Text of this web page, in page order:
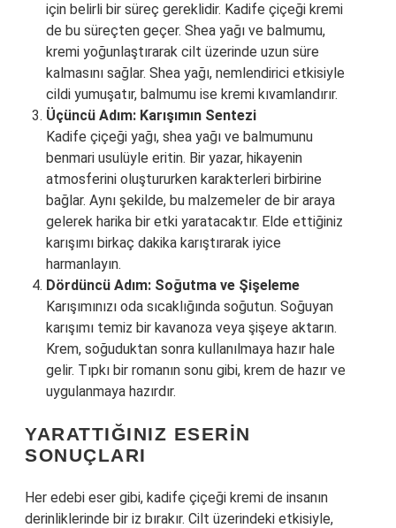
için belirli bir süreç gereklidir. Kadife çiçeği kremi
de bu süreçten geçer. Shea yağı ve balmumu,
kremi yoğunlaştırarak cilt üzerinde uzun süre
kalmasını sağlar. Shea yağı, nemlendirici etkisiyle
cildi yumuşatır, balmumu ise kremi kıvamlandırır.
Üçüncü Adım: Karışımın Sentezi
Kadife çiçeği yağı, shea yağı ve balmumunu
benmari usulüyle eritin. Bir yazar, hikayenin
atmosferini oluştururken karakterleri birbirine
bağlar. Aynı şekilde, bu malzemeler de bir araya
gelerek harika bir etki yaratacaktır. Elde ettiğiniz
karışımı birkaç dakika karıştırarak iyice
harmanlayın.
Dördüncü Adım: Soğutma ve Şişeleme
Karışımınızı oda sıcaklığında soğutun. Soğuyan
karışımı temiz bir kavanoza veya şişeye aktarın.
Krem, soğuduktan sonra kullanılmaya hazır hale
gelir. Tıpkı bir romanın sonu gibi, krem de hazır ve
uygulanmaya hazırdır.
YARATTIĞINIZ ESERIN
SONUÇLARI
Her edebi eser gibi, kadife çiçeği kremi de insanın
derinliklerinde bir iz bırakır. Cilt üzerindeki etkisiyle,